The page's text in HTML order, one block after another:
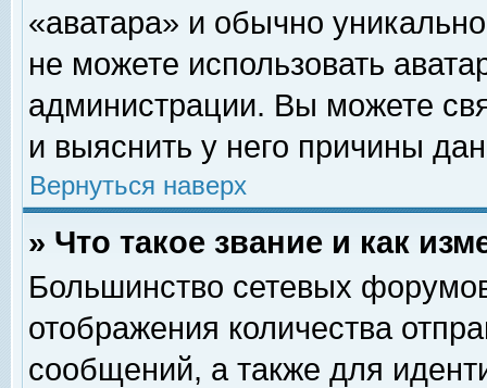
«аватара» и обычно
не можете использовать
администрации. Вы можете
и выяснить у него причины
Вернуться наверх
» Что такое звание и как
Большинство сетевых
отображения количества
сообщений, а также для